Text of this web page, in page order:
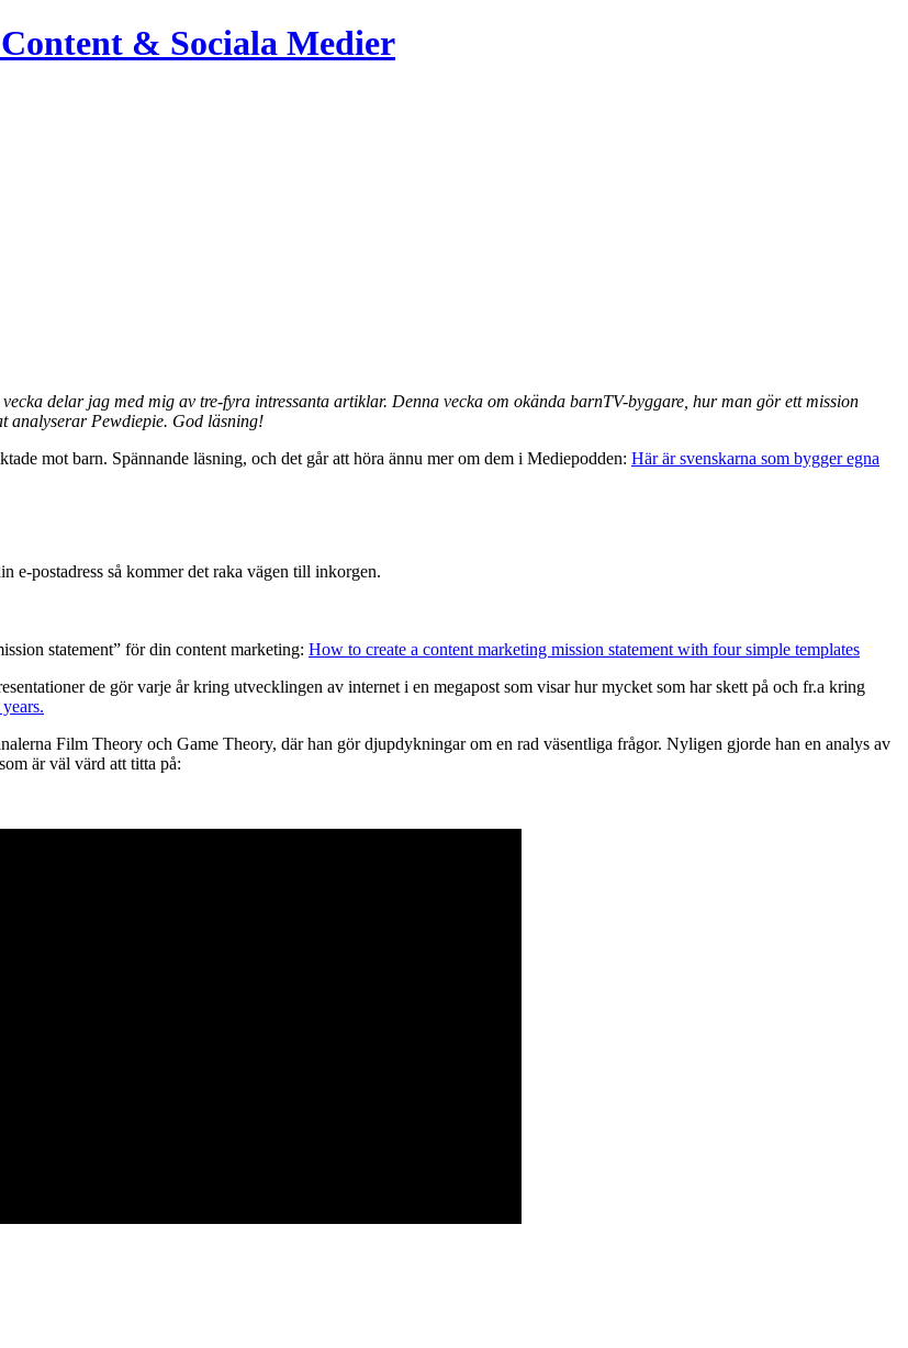
& Sociala Medier
delar jag med mig av tre-fyra intressanta artiklar. Denna vecka om okända barnTV-byggare, hur man gör ett mission
analyserar Pewdiepie. God läsning!
mot barn. Spännande läsning, och det går att höra ännu mer om dem i Mediepodden: Här är svenskarna som bygger egna
e-postadress så kommer det raka vägen till inkorgen.
statement” för din content marketing: How to create a content marketing mission statement with four simple templates
de gör varje år kring utvecklingen av internet i en megapost som visar hur mycket som har skett på och fr.a kring
Film Theory och Game Theory, där han gör djupdykningar om en rad väsentliga frågor. Nyligen gjorde han en analys av
är väl värd att titta på: